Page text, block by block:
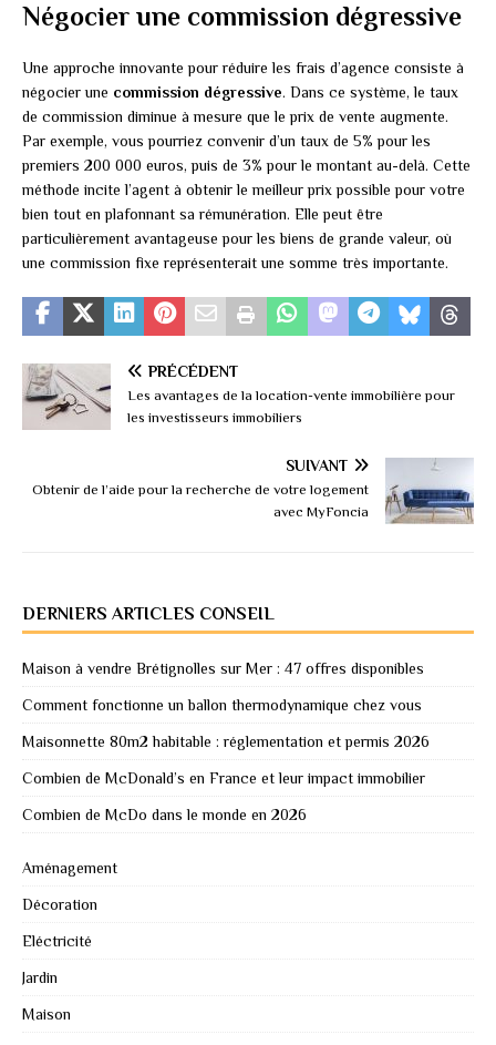
Négocier une commission dégressive
Une approche innovante pour réduire les frais d’agence consiste à
négocier une commission dégressive. Dans ce système, le taux
de commission diminue à mesure que le prix de vente augmente.
Par exemple, vous pourriez convenir d’un taux de 5% pour les
premiers 200 000 euros, puis de 3% pour le montant au-delà. Cette
méthode incite l’agent à obtenir le meilleur prix possible pour votre
bien tout en plafonnant sa rémunération. Elle peut être
particulièrement avantageuse pour les biens de grande valeur, où
une commission fixe représenterait une somme très importante.
PRÉCÉDENT
Les avantages de la location-vente immobilière pour
les investisseurs immobiliers
SUIVANT
Obtenir de l’aide pour la recherche de votre logement
avec MyFoncia
DERNIERS ARTICLES CONSEIL
Maison à vendre Brétignolles sur Mer : 47 offres disponibles
Comment fonctionne un ballon thermodynamique chez vous
Maisonnette 80m2 habitable : réglementation et permis 2026
Combien de McDonald’s en France et leur impact immobilier
Combien de McDo dans le monde en 2026
Aménagement
Décoration
Eléctricité
Jardin
Maison